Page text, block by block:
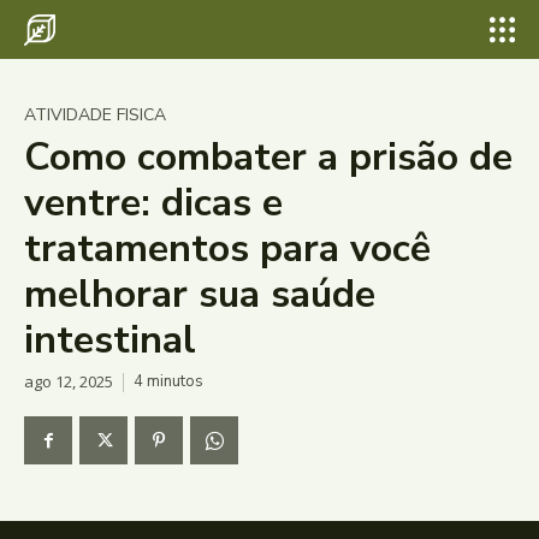
ATIVIDADE FISICA
Como combater a prisão de
ventre: dicas e
tratamentos para você
melhorar sua saúde
intestinal
ago 12, 2025 4minutos